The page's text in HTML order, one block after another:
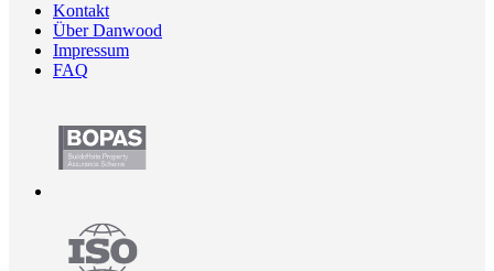
Kontakt
Über Danwood
Impressum
FAQ